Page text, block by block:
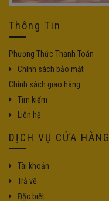
Thông Tin
Phương Thức Thanh Toán
Chính sách bảo mật
Chính sách giao hàng
Tìm kiếm
Liên hệ
DỊCH VỤ CỬA HÀNG
Tài khoản
Trả về
Đặc biệt